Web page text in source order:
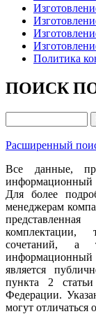
Политика
ПОИСК
Расширенный
Все данные,
информационный
Для более
менеджерам
комплектации,
сочетаний, а
является
пункта 2
Федерации.
могут отличаться